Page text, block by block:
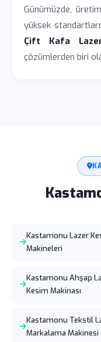
Günümüzde,
yüksek
Çift Kafa
çözümlerden biri
Kastamonu Lazer
Makineleri
Kastamonu Ahşap
Kesim Makinası
Kastamonu Tekstil
Markalama Makinesi